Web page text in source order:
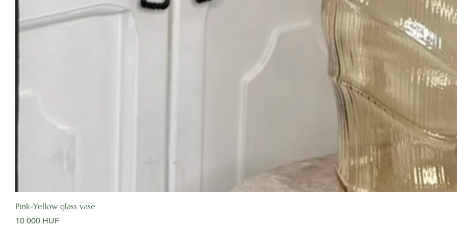
Pink-Yellow glass vase
Цена
10 000 HUF